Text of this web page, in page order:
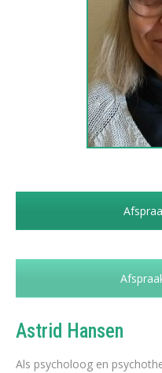
Astrid Hansen
Als psycholoog en